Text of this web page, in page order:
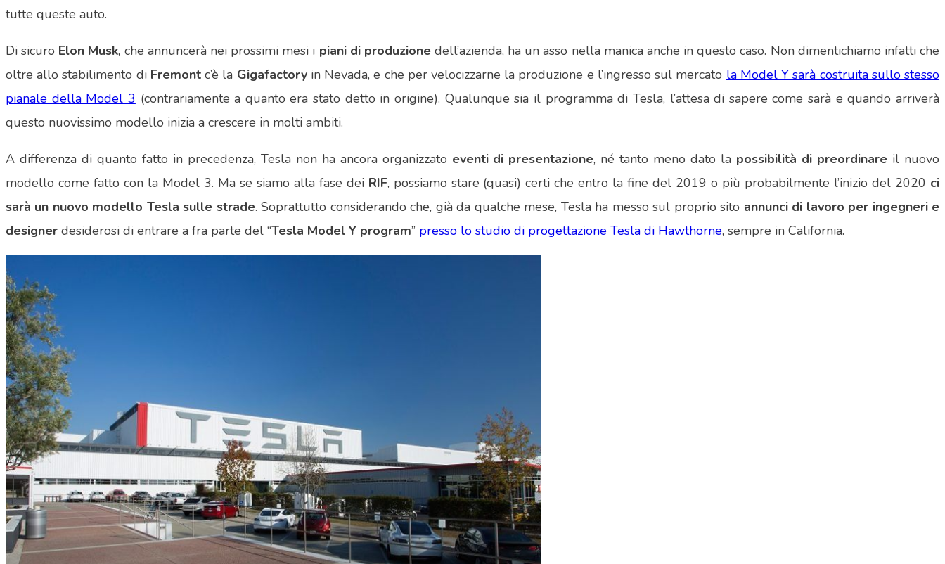
tutte queste auto.
Di sicuro Elon Musk, che annuncerà nei prossimi mesi i piani di produzionedell’azienda, ha un asso nella manica anche in questo caso. Non dimentichiamo infatti che
oltre allo stabilimento di Fremontc’è la Gigafactoryin Nevada, e che per velocizzarne la produzione e l’ingresso sul mercato la Model Y sarà costruita sullo stesso
pianale della Model 3 (contrariamente a quanto era stato detto in origine). Qualunque sia il programma di Tesla, l’attesa di sapere come sarà e quando arriverà
questo nuovissimo modello inizia a crescere in molti ambiti.
A differenza di quanto fatto in precedenza, Tesla non ha ancora organizzato eventi di presentazione, né tanto meno dato la possibilità di preordinare il nuovo
modello come fatto con la Model 3. Ma se siamo alla fase dei RIF, possiamo stare (quasi) certi che entro la fine del 2019 o più probabilmente l’inizio del 2020 ci
sarà un nuovo modello Tesla sulle strade. Soprattutto considerando che, già da qualche mese, Tesla ha messo sul proprio sito annunci di lavoro per ingegneri e
designer desiderosi di entrare a fra parte del “Tesla Model Y program” presso lo studio di progettazione Tesla di Hawthorne, sempre in California.